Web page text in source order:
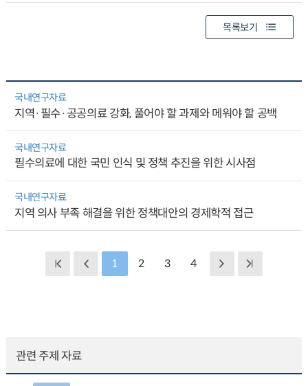
목록보기
국내연구자료
지역·필수·공공의료 강화, 풀어야 할 과제와 메워야 할 공백
국내연구자료
필수의료에 대한 국민 인식 및 정책 추진을 위한 시사점
국내연구자료
지역 의사 부족 해결을 위한 정책대안의 경제학적 접근
1 2 3 4
관련 주제 자료